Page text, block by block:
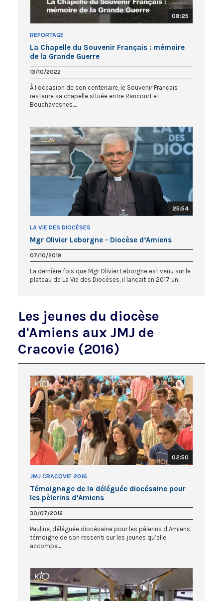
08:25
REPORTAGE
La Chapelle du Souvenir Français : mémoire
de la Grande Guerre
13/10/2022
À l’occasion de son centenaire, le Souvenir Français
restaure sa chapelle située entre Rancourt et
Bouchavesnes....
25:54
LA VIE DES DIOCÈSES
Mgr Olivier Leborgne - Diocèse d’Amiens
07/10/2019
La dernière fois que Mgr Olivier Leborgne est venu sur le
plateau de La Vie des Diocèses, il lançait en 2017 un...
Les jeunes du diocèse
d'Amiens aux JMJ de
Cracovie (2016)
02:50
JMJ CRACOVIE 2016
Témoignage de la déléguée diocésaine pour
les pèlerins d’Amiens
30/07/2016
Pauline, déléguée diocésaine pour les pèlerins d’Amiens,
témoigne de son ressenti sur les jeunes qu’elle
accompa...